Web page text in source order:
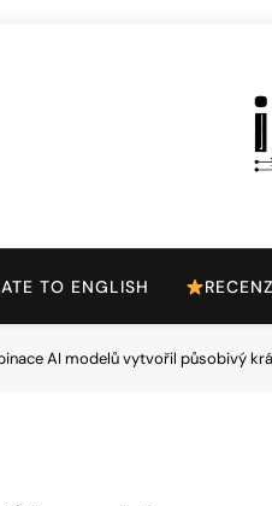
TO ENGLISH
AI modelů vytvořil působivý